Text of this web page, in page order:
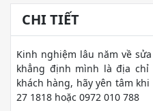
CHI TIẾT
Kinh nghiệm lâu năm về
khẳng định mình là địa
khách hàng, hãy yên tâm
27 1818 hoặc 0972 010 788